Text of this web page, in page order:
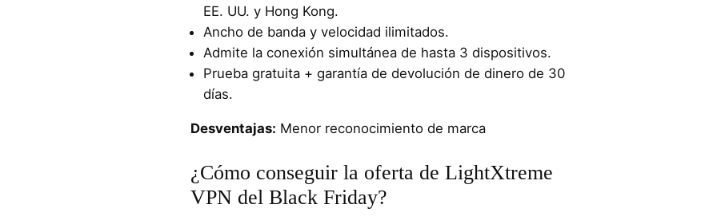
EE. UU. y Hong Kong.
Ancho de banda y velocidad ilimitados.
Admite la conexión simultánea de hasta 3 dispositivos.
Prueba gratuita + garantía de devolución de dinero de 30
días.
Desventajas: Menor reconocimiento de marca
¿Cómo conseguir la oferta de LightXtreme
VPN del Black Friday?